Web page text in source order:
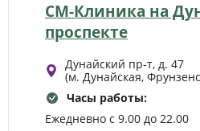
СМ-Клиника на
проспекте
Дунайский пр-т, д. 47
(м. Дунайская,
Часы работы:
Ежедневно с 9.00 до 22.00